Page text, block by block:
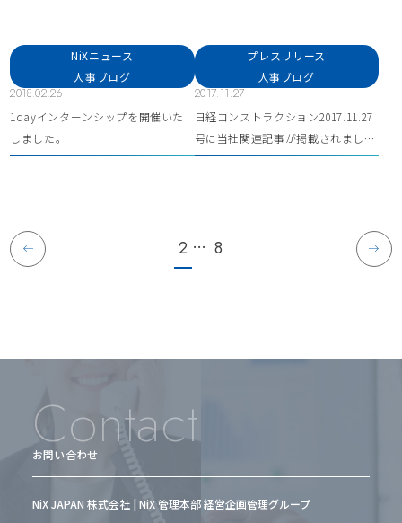
NiXニュース
人事ブログ
2018.02.26
1dayインターンシップを開催いた
しました。
プレスリリース
人事ブログ
2017.11.27
日経コンストラクション2017.11.27
号に当社関連記事が掲載されまし
た。
2 … 8
Contact
お問い合わせ
NiX JAPAN 株式会社 | NiX 管理本部 経営企画管理グループ